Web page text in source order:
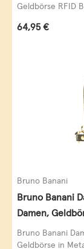
Geldbörse RFID
Regulärer Preis:
64,95 €
Bruno Banani
Bruno Banani
Damen,
Leder,
Bruno Banani
Geldbörse in